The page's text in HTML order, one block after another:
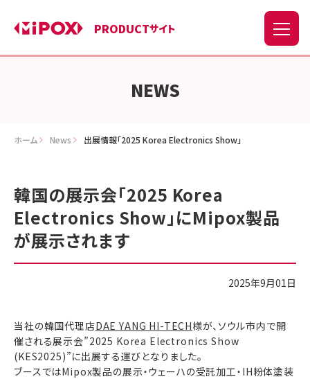
PRODUCTサイト
NEWS
ホーム News 出展情報「2025 Korea Electronics Show」
韓国の展示会「2025 Korea
Electronics Show」にMipox製品
が展示されます
2025年9月01日
当社の韓国代理店DAE YANG HI-TECH様が、ソウル市内で開
催される展示会”2025 Korea Electronics Show
(KES2025)”に出展する運びとなりました。
​ブースではMipox製品の展示・ウェーハの受託加工・ IH粉体塗装